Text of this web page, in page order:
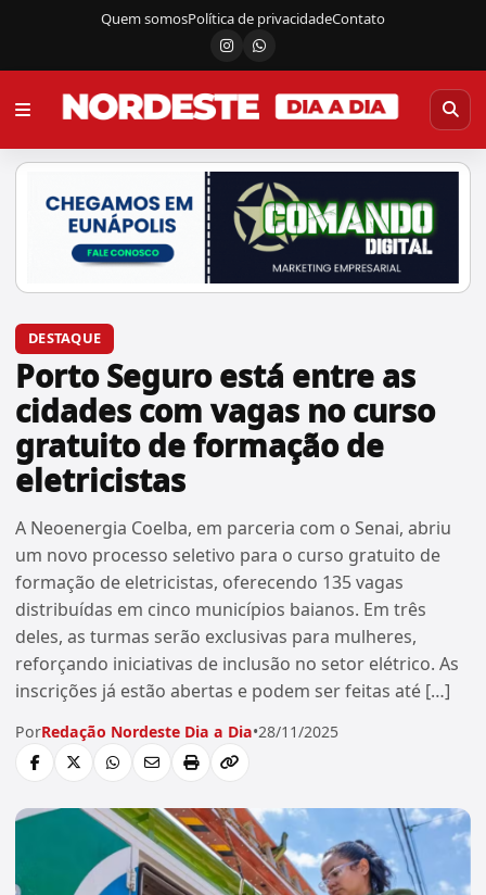
Quem somosPolítica de privacidadeContato
InstagramCanal do WhatsApp
DESTAQUE
Porto Seguro está entre as
cidades com vagas no curso
gratuito de formação de
eletricistas
A Neoenergia Coelba, em parceria com o Senai, abriu
um novo processo seletivo para o curso gratuito de
formação de eletricistas, oferecendo 135 vagas
distribuídas em cinco municípios baianos. Em três
deles, as turmas serão exclusivas para mulheres,
reforçando iniciativas de inclusão no setor elétrico. As
inscrições já estão abertas e podem ser feitas até […]
PorRedação Nordeste Dia a Dia•28/11/2025